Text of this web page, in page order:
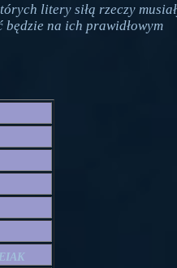
litery siłą rzeczy
będzie na ich prawidłowym